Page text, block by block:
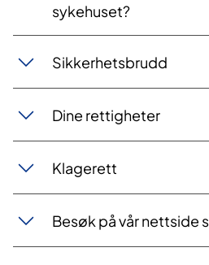
sykehuset?
Sikkerhetsbrudd
Dine rettigheter
Klagerett
Besøk på vår nettside